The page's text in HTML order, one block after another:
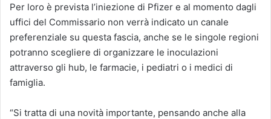
Per loro è prevista l’iniezione di Pfizer e al momento dagli
uffici del Commissario non verrà indicato un canale
preferenziale su questa fascia, anche se le singole regioni
potranno scegliere di organizzare le inoculazioni
attraverso gli hub, le farmacie, i pediatri o i medici di
famiglia.
“Si tratta di una novità importante, pensando anche alla